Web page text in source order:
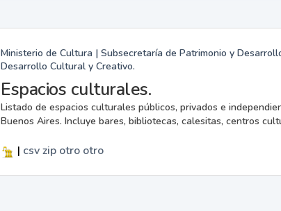
Ministerio de Cultura | Subsecretaría de Patrimonio y
Desarrollo Cultural y Creativo.
Espacios culturales.
Listado de espacios culturales públicos, privados e
Buenos Aires. Incluye bares, bibliotecas, calesitas, centros
| csvzip otro otro